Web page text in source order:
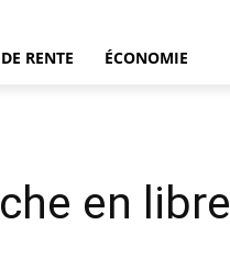
RENTE ÉCONOMIE
en libre